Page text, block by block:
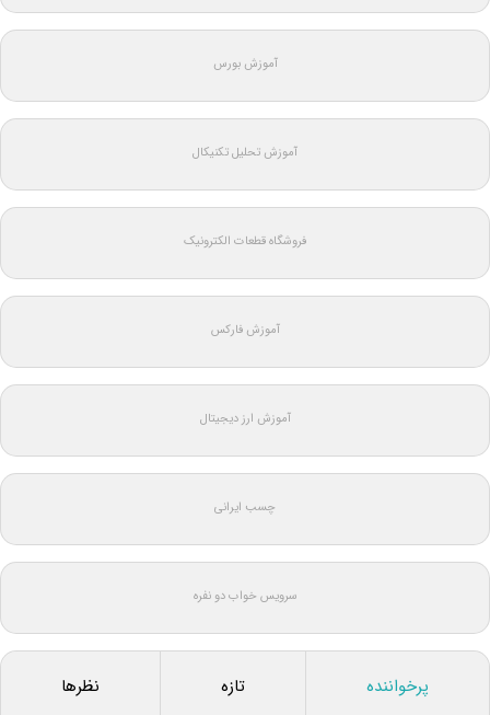
آموزش بورس
آموزش تحلیل تکنیکال
فروشگاه قطعات الکترونیک
آموزش فارکس
آموزش ارز دیجیتال
چسب ایرانی
سرویس خواب دو نفره
پرخواننده تازه نظرها